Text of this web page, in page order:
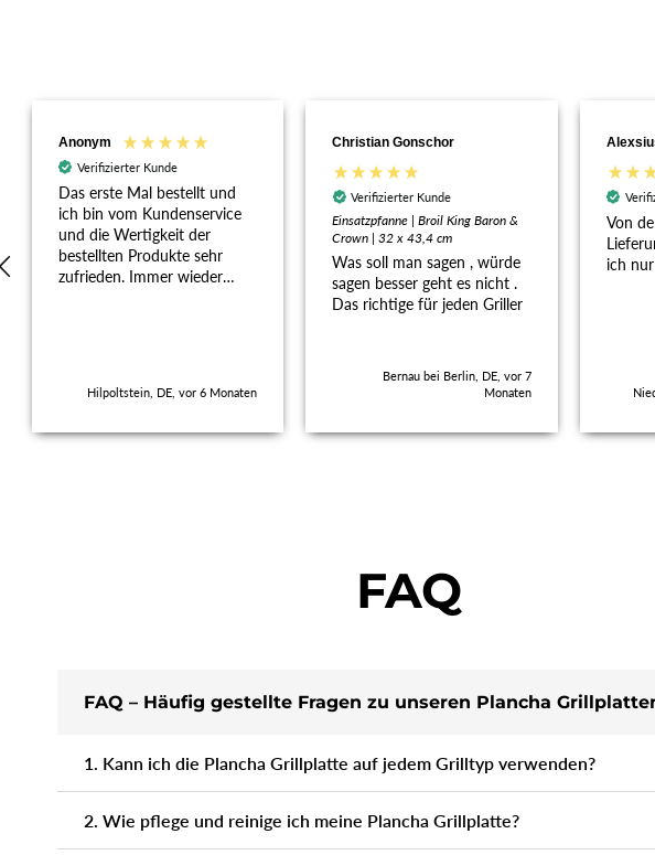
Anonym
Verifizierter Kunde
Das erste Mal bestellt und
ich bin vom Kundenservice
und die Wertigkeit der
bestellten Produkte sehr
zufrieden. Immer wieder
Hilpoltstein, DE, vor 6 Monaten
Christian Gonschor
Verifizierter Kunde
Einsatzpfanne | Broil King Baron &
Crown | 32 x 43,4 cm
Was soll man sagen , würde
sagen besser geht es nicht .
Das richtige für jeden Griller
Bernau bei Berlin, DE, vor 7
Monaten
Von
ich
FAQ
FAQ – Häufig gestellte Fragen zu unseren Plancha
1. Kann ich die Plancha Grillplatte auf jedem Grilltyp verwenden?
2. Wie pflege und reinige ich meine Plancha Grillplatte?